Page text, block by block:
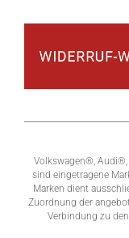
Volkswagen®, Audi®,
sind eingetragene
Marken dient
Zuordnung der
Verbindung zu